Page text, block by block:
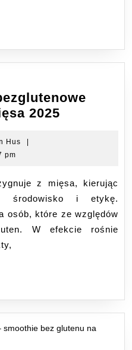
2025
mięsa
2025
Hus
Kristián
pm
środowisko i etykę.
osób, które ze względów
W efekcie rośnie